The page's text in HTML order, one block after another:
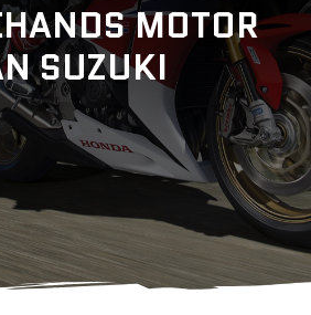
MOTOR
SUZUKI